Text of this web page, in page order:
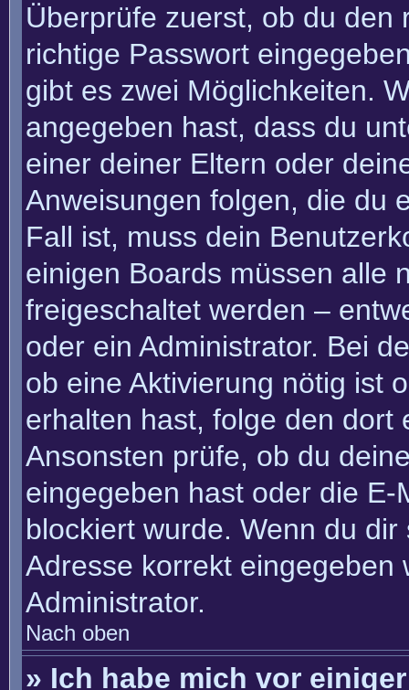
Überprüfe zuerst, ob du den
richtige Passwort
gibt es zwei Möglichkeiten.
angegeben hast, dass du
einer deiner Eltern oder
Anweisungen folgen, die du
Fall ist, muss dein
einigen Boards müssen alle
freigeschaltet werden –
oder ein Administrator. Bei
ob eine Aktivierung nötig ist
erhalten hast, folge den dort
Ansonsten prüfe, ob du
eingegeben hast oder die
blockiert wurde. Wenn du
Adresse korrekt
Administrator.
Nach oben
» Ich habe mich vor